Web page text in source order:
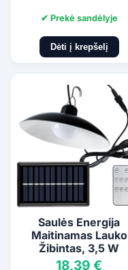
✔ Prekė sandėlyje
Dėti į krepšelį
Saulės Energija
Maitinamas Lauko
Žibintas, 3,5 W
18,39 €